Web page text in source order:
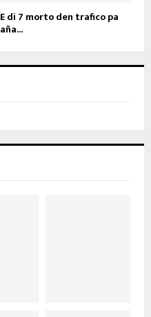
E di 7 morto den trafico pa
aña...